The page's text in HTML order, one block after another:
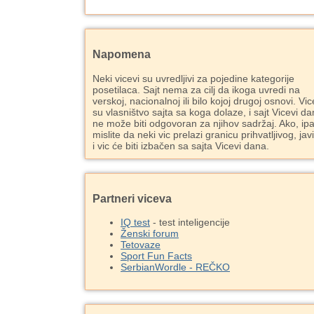
Napomena
Neki vicevi su uvredljivi za pojedine kategorije
posetilaca. Sajt nema za cilj da ikoga uvredi na
verskoj, nacionalnoj ili bilo kojoj drugoj osnovi.
su vlasništvo sajta sa koga dolaze, i sajt Vicevi
ne može biti odgovoran za njihov sadržaj. Ako,
mislite da neki vic prelazi granicu prihvatljivog,
i vic će biti izbačen sa sajta Vicevi dana.
Partneri viceva
IQ test - test inteligencije
Ženski forum
Tetovaze
Sport Fun Facts
SerbianWordle - REČKO